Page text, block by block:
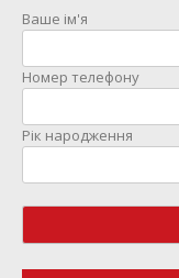
Ваше ім'я
Номер телефону
Рік народження